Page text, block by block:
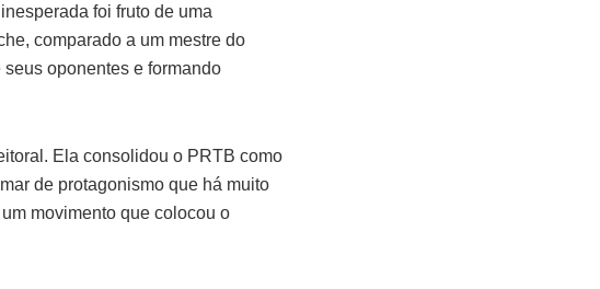
foi fruto de uma
comparado a um mestre do
oponentes e formando
Ela consolidou o PRTB como
de protagonismo que há muito
movimento que colocou o